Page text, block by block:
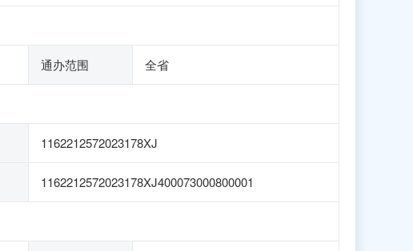
通办范围 全省
1162212572023178XJ
1162212572023178XJ400073000800001